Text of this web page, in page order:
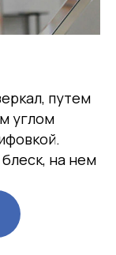
путем
углом
на нем